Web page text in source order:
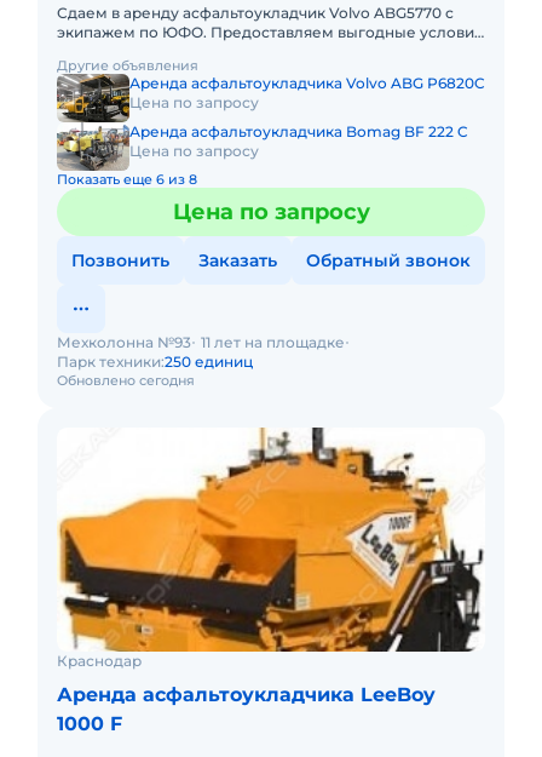
Сдаем в аренду асфальтоукладчик Volvo ABG5770 с
экипажем по ЮФО. Предоставляем выгодные условия
Южном федеральном о
Другие объявления
Аренда асфальтоукладчика Volvo ABG P6820C
Цена по запросу
Аренда асфальтоукладчика Bomag BF 222 C
Цена по запросу
Показать еще 6 из 8
Цена по запросу
Позвонить Заказать Обратный звонок
Обновлено сегодня
Мехколонна №93 11 лет на площадке
Парк техники:250 единиц
Краснодар
Аренда асфальтоукладчика LeeBoy
1000 F